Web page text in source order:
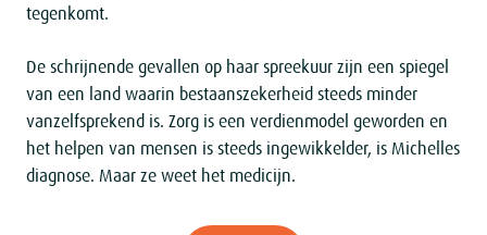
tegenkomt.
De schrijnende gevallen op haar spreekuur zijn een spiegel
van een land waarin bestaanszekerheid steeds minder
vanzelfsprekend is. Zorg is een verdienmodel geworden en
het helpen van mensen is steeds ingewikkelder, is Michelles
diagnose. Maar ze weet het medicijn.